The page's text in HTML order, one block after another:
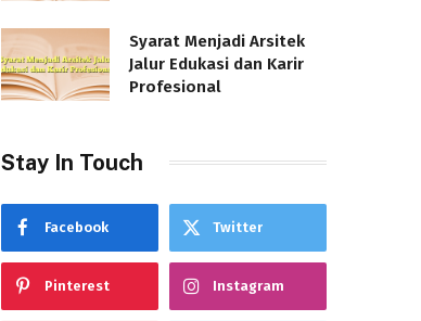
Syarat Menjadi Arsitek
Jalur Edukasi dan Karir
Profesional
Stay In Touch
Facebook Twitter
Pinterest Instagram